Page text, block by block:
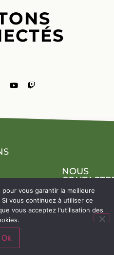
NOUS
vous garantir la meilleure
vous continuez à utiliser ce
vous acceptez l'utilisation des
Ok